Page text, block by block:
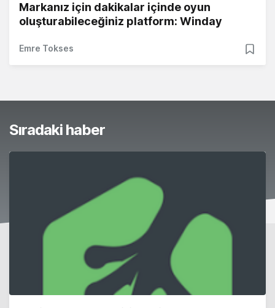
Markanız için dakikalar içinde oyun
oluşturabileceğiniz platform: Winday
Emre Tokses
Sıradaki haber